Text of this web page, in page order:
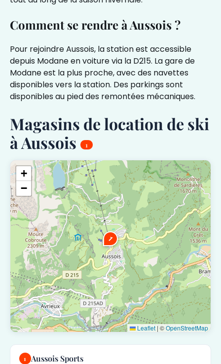
Comment se rendre à Aussois ?
Pour rejoindre Aussois, la station est accessible
depuis Modane en voiture via la D215. La gare de
Modane est la plus proche, avec des navettes
disponibles vers la station. Des parkings sont
disponibles au pied des remontées mécaniques.
Magasins de location de ski
à Aussois
1
1
+
−
Leaflet | ©OpenStreetMap
1 Aussois Sports